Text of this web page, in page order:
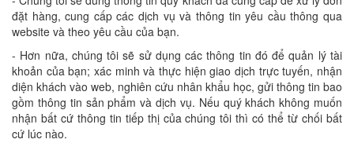
đặt hàng, cung cấp các dịch vụ và thông tin yêu cầu thông qua
website và theo yêu cầu của bạn.
- Hơn nữa, chúng tôi sẽ sử dụng các thông tin đó để quản lý tài
khoản của bạn; xác minh và thực hiện giao dịch trực tuyến, nhận
diện khách vào web, nghiên cứu nhân khẩu học, gửi thông tin bao
gồm thông tin sản phẩm và dịch vụ. Nếu quý khách không muốn
nhận bất cứ thông tin tiếp thị của chúng tôi thì có thể từ chối bất
cứ lúc nào.